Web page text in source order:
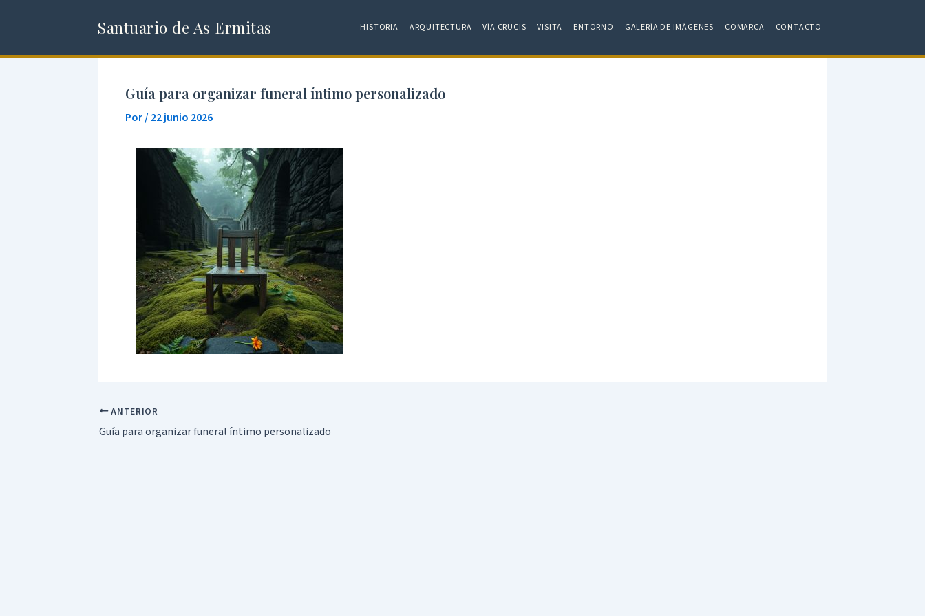
Santuario de As Ermitas HISTORIA ARQUITECTURA VÍA CRUCIS VISITA ENTORNO GALERÍA DE IMÁGENES COMARCA CONTACTO
Guía para organizar funeral íntimo personalizado
Por/ 22 junio 2026
ANTERIOR
Guía para organizar funeral íntimo personalizado